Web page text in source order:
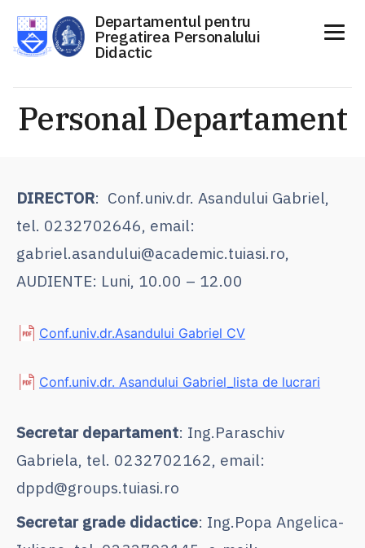
conținut
Departamentul pentru
Pregatirea Personalului
Didactic
Personal Departament
DIRECTOR: Conf.univ.dr. Asandului Gabriel,
tel. 0232702646, email:
gabriel.asandului@academic.tuiasi.ro,
AUDIENTE: Luni, 10.00 – 12.00
Conf.univ.dr.Asandului Gabriel CV
Conf.univ.dr. Asandului Gabriel_lista de lucrari
Secretar departament: Ing.Paraschiv
Gabriela, tel. 0232702162, email:
dppd@groups.tuiasi.ro
Secretar grade didactice: Ing.Popa Angelica-